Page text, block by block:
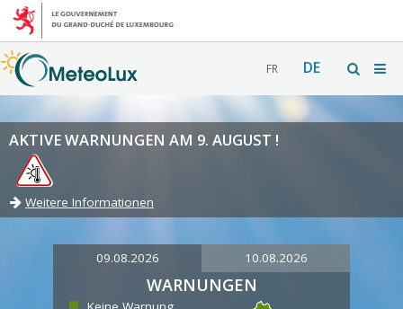
FR DE
AKTIVE WARNUNGEN AM 9. AUGUST !
Weitere Informationen
09.08.2026 10.08.2026
WARNUNGEN